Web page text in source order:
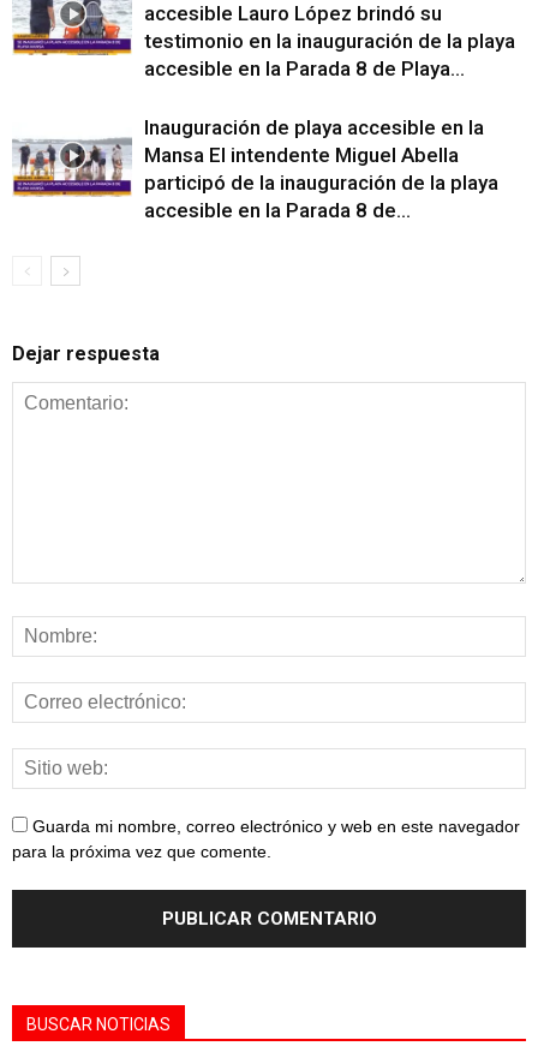
accesible Lauro López brindó su
testimonio en la inauguración de la playa
accesible en la Parada 8 de Playa...
Inauguración de playa accesible en la
Mansa El intendente Miguel Abella
participó de la inauguración de la playa
accesible en la Parada 8 de...
Dejar respuesta
Guarda mi nombre, correo electrónico y web en este navegador
para la próxima vez que comente.
BUSCAR NOTICIAS